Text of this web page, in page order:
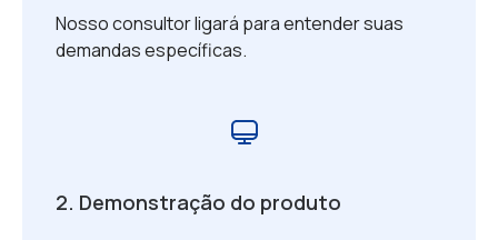
Nosso consultor ligará para entender suas
demandas específicas.
2. Demonstração do produto